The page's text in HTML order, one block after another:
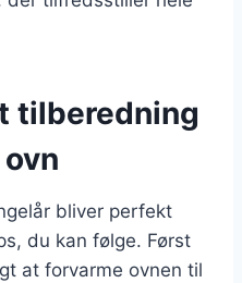
tilberedning
bliver perfekt
du kan følge. Først
at forvarme ovnen til